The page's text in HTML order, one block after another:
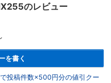
のレビュー
を書く
投稿件数×500円分の値引クー